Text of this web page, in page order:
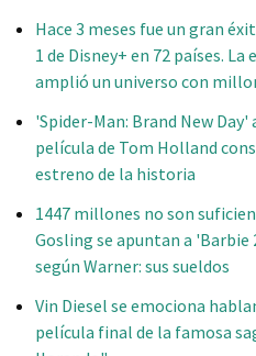
Hace 3 meses fue un gran
1 de Disney+ en 72 países.
amplió un universo con
'Spider-Man: Brand New
película de Tom Holland
estreno de la historia
1447 millones no son
Gosling se apuntan a
según Warner: sus sueldos
Vin Diesel se emociona
película final de la famosa